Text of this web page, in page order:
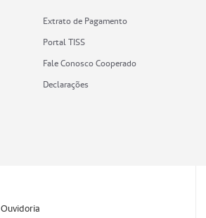
Extrato de Pagamento
Portal TISS
Fale Conosco Cooperado
Declarações
Ouvidoria